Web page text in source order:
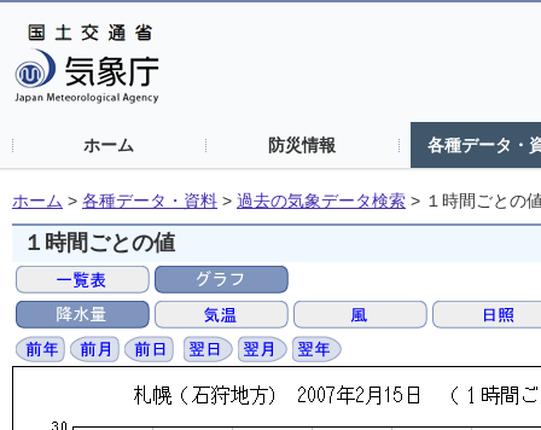
ホーム 防災情報 各種データ・
ホーム > 各種データ・資料 > 過去の気象データ検索 > １時間ごとの
１時間ごとの値